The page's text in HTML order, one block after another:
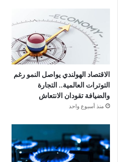
الاقتصاد الهولندي يواصل النمو رغم
التوترات العالمية.. التجارة
والضيافة تقودان الانتعاش
منذ أسبوع واحد